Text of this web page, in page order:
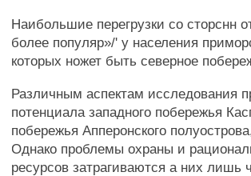
Наибольшие перегрузки со
более популяр»/' у населения
которых ножет быть северное
Различным аспектам исследования
потенциала западного побережья
побережья Апперонского
Однако проблемы охраны и
ресурсов затрагиваются а них лишь